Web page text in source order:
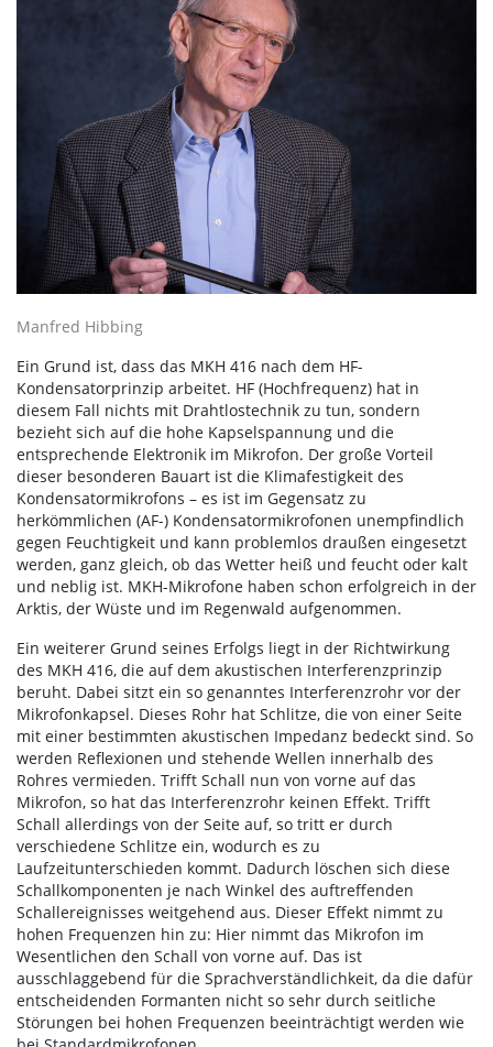
Manfred Hibbing
Ein Grund ist, dass das MKH 416 nach dem HF-
Kondensatorprinzip arbeitet. HF (Hochfrequenz) hat in
diesem Fall nichts mit Drahtlostechnik zu tun, sondern
bezieht sich auf die hohe Kapselspannung und die
entsprechende Elektronik im Mikrofon. Der große Vorteil
dieser besonderen Bauart ist die Klimafestigkeit des
Kondensatormikrofons – es ist im Gegensatz zu
herkömmlichen (AF-) Kondensatormikrofonen unempfindlich
gegen Feuchtigkeit und kann problemlos draußen eingesetzt
werden, ganz gleich, ob das Wetter heiß und feucht oder kalt
und neblig ist. MKH-Mikrofone haben schon erfolgreich in der
Arktis, der Wüste und im Regenwald aufgenommen.
Ein weiterer Grund seines Erfolgs liegt in der Richtwirkung
des MKH 416, die auf dem akustischen Interferenzprinzip
beruht. Dabei sitzt ein so genanntes Interferenzrohr vor der
Mikrofonkapsel. Dieses Rohr hat Schlitze, die von einer Seite
mit einer bestimmten akustischen Impedanz bedeckt sind. So
werden Reflexionen und stehende Wellen innerhalb des
Rohres vermieden. Trifft Schall nun von vorne auf das
Mikrofon, so hat das Interferenzrohr keinen Effekt. Trifft
Schall allerdings von der Seite auf, so tritt er durch
verschiedene Schlitze ein, wodurch es zu
Laufzeitunterschieden kommt. Dadurch löschen sich diese
Schallkomponenten je nach Winkel des auftreffenden
Schallereignisses weitgehend aus. Dieser Effekt nimmt zu
hohen Frequenzen hin zu: Hier nimmt das Mikrofon im
Wesentlichen den Schall von vorne auf. Das ist
ausschlaggebend für die Sprachverständlichkeit, da die dafür
entscheidenden Formanten nicht so sehr durch seitliche
Störungen bei hohen Frequenzen beeinträchtigt werden wie